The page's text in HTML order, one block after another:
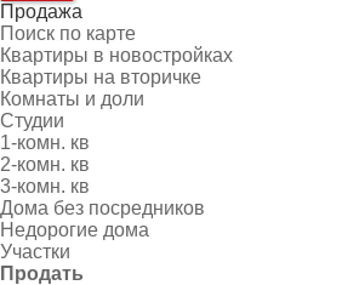
Продажа
Поиск по карте
Квартиры в новостройках
Квартиры на вторичке
Комнаты и доли
Студии
1-комн. кв
2-комн. кв
3-комн. кв
Дома без посредников
Недорогие дома
Участки
Продать